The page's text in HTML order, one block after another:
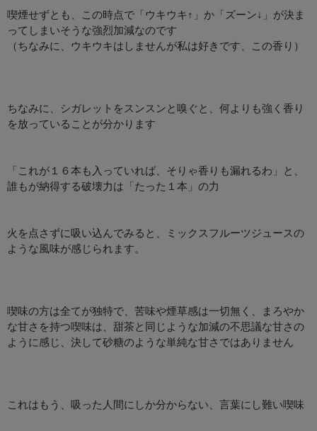
喫煙せずとも、この時点で「ウキウキ↑」か「ズーン↓」が決ま
ってしまいそうな強烈加減なのです
（ちなみに、ウキウキはしませんが私は好きです、この香り）
ちなみに、シガレットをスンスンと嗅ぐと、何よりも強く香り
を放っていることが分かります
「これが１６本も入っていれば、そりゃ香りも漏れるわ」と、
誰もが納得する破壊力は「たった１本」の力
火を点さずに吸い込んでみると、ミックスフルーツジュースの
ような風味が感じられます。
喫味の方は全てが独特で、苦味や煙草感は一切無く、まろやか
な甘さを持つ喫味は、甜茶と同じような加減の不思議な甘さの
ように感じ、決して砂糖のような単純な甘さではありません
これはもう、吸った人間にしか分からない、言葉にし難い喫味